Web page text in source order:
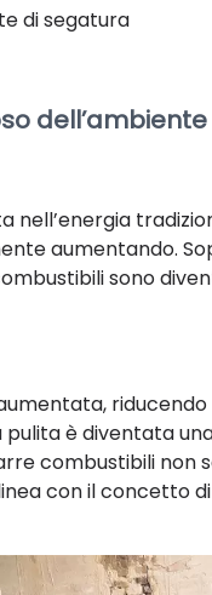
di segatura
dell’ambiente
nell’energia
aumentando.
sono
è diventata
combustibili non
con il concetto